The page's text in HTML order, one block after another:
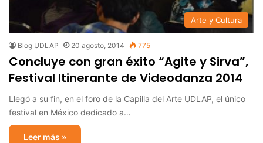
Arte y Cultura
Blog UDLAP 20 agosto, 2014 775
Concluye con gran éxito “Agite y Sirva”,
Festival Itinerante de Videodanza 2014
Llegó a su fin, en el foro de la Capilla del Arte UDLAP, el único
festival en México dedicado a…
Leer más »